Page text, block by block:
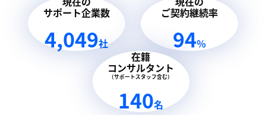
サポート企業数
4,049社
ご契約継続率
94％
在籍
コンサルタント
（サポートスタッフ含む）
140名